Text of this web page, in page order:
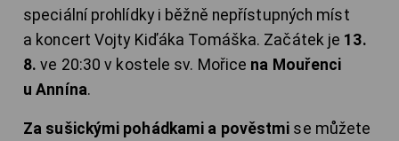
speciální prohlídky i běžně nepřístupných míst
a koncert Vojty Kiďáka Tomáška. Začátek je 13.
8. ve 20:30 v kostele sv. Mořice na Mouřenci
u Annína.
Za sušickými pohádkami a pověstmi se můžete